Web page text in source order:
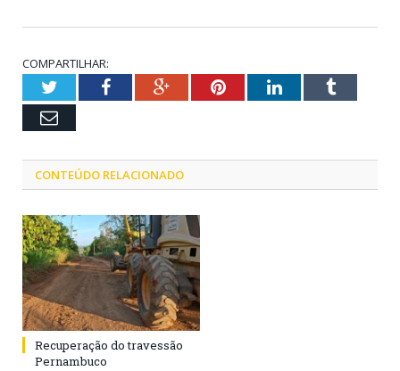
COMPARTILHAR:
TwitterFacebookGoogle+PinterestLinkedInTumblr
Email
CONTEÚDO RELACIONADO
Recuperação do travessão
Pernambuco